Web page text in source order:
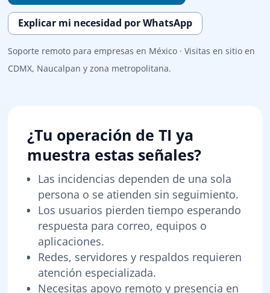
Explicar mi necesidad por WhatsApp
Soporte remoto para empresas en México · Visitas en sitio en
CDMX, Naucalpan y zona metropolitana.
¿Tu operación de TI ya
muestra estas señales?
Las incidencias dependen de una sola
persona o se atienden sin seguimiento.
Los usuarios pierden tiempo esperando
respuesta para correo, equipos o
aplicaciones.
Redes, servidores y respaldos requieren
atención especializada.
Necesitas apoyo remoto y presencia en